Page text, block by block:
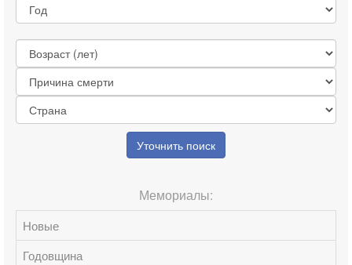
Уточнить поиск
Мемориалы:
Новые
Годовщина